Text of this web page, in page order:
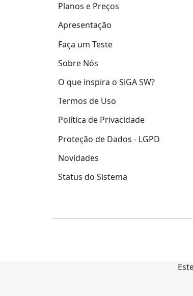
Planos e Preços
Apresentação
Faça um Teste
Sobre Nós
O que inspira o SiGA SW?
Termos de Uso
Política de Privacidade
Proteção de Dados - LGPD
Novidades
Status do Sistema